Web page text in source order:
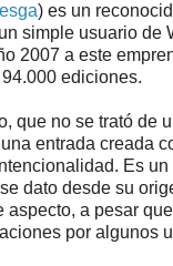
) es un
simple usuario de
2007 a este
ediciones.
que no se trató de
entrada creada
Es
dato desde su
aspecto, a pesar
por algunos